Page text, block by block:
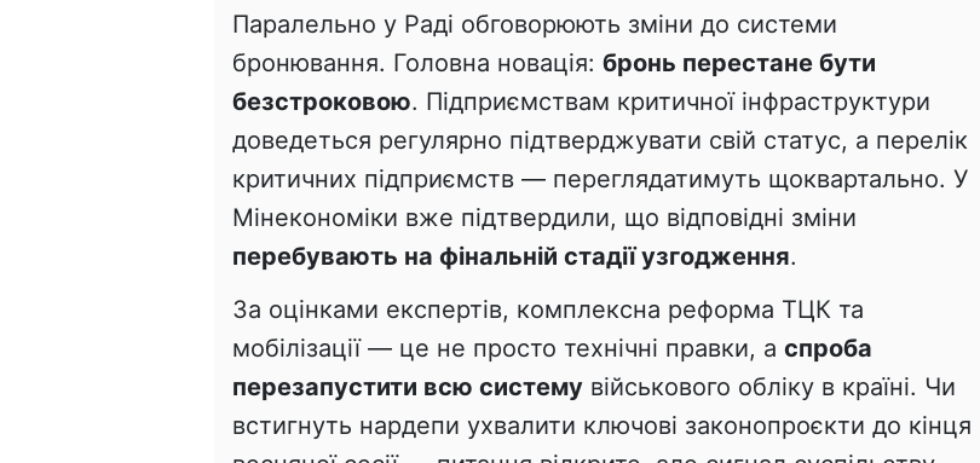
Паралельно у Раді обговорюють зміни до системи
бронювання. Головна новація: бронь перестане бути
безстроковою. Підприємствам критичної інфраструктури
доведеться регулярно підтверджувати свій статус, а перелік
критичних підприємств — переглядатимуть щоквартально. У
Мінекономіки вже підтвердили, що відповідні зміни
перебувають на фінальній стадії узгодження.
За оцінками експертів, комплексна реформа ТЦК та
мобілізації — це не просто технічні правки, а спроба
перезапустити всю систему військового обліку в країні. Чи
встигнуть нардепи ухвалити ключові законопроєкти до кінця